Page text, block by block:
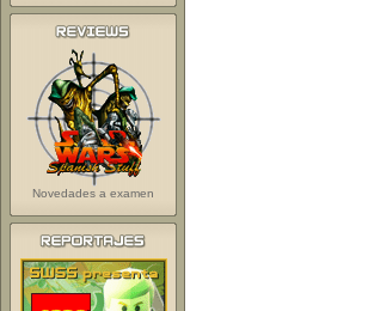
Novedades a examen